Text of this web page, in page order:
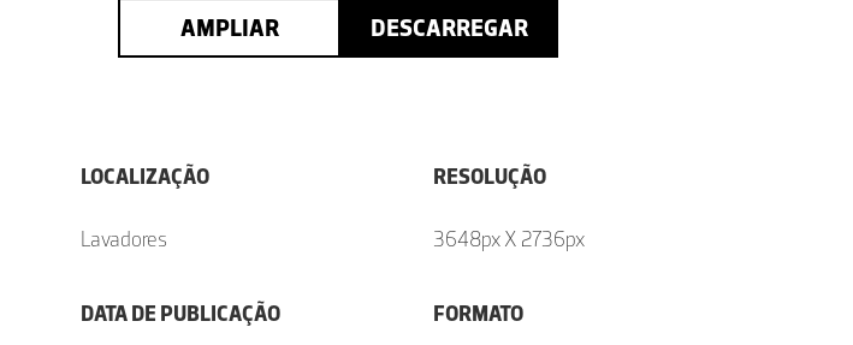
AMPLIAR DESCARREGAR
LOCALIZAÇÃO
Lavadores
DATA DE PUBLICAÇÃO
RESOLUÇÃO
3648px X 2736px
FORMATO